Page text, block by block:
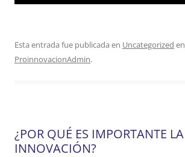
Esta entrada fue publicada en Uncategorized en
ProinnovacionAdmin.
¿POR QUÉ ES IMPORTANTE LA
INNOVACIÓN?